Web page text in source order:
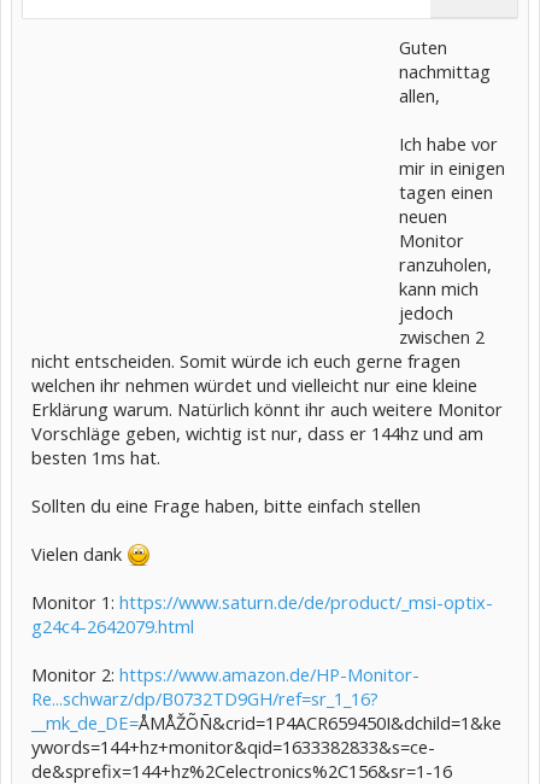
Guten
nachmittag
allen,
Ich habe vor
mir in einigen
tagen einen
neuen
Monitor
ranzuholen,
kann mich
jedoch
zwischen 2
nicht entscheiden. Somit würde ich euch gerne fragen
welchen ihr nehmen würdet und vielleicht nur eine kleine
Erklärung warum. Natürlich könnt ihr auch weitere Monitor
Vorschläge geben, wichtig ist nur, dass er 144hz und am
besten 1ms hat.
Sollten du eine Frage haben, bitte einfach stellen
Vielen dank
Monitor 1: https://www.saturn.de/de/product/_msi-optix-
g24c4-2642079.html
Monitor 2: https://www.amazon.de/HP-Monitor-
Re...schwarz/dp/B0732TD9GH/ref=sr_1_16?
__mk_de_DE=ÅMÅŽÕÑ&crid=1P4ACR659450I&dchild=1&ke
ywords=144+hz+monitor&qid=1633382833&s=ce-
de&sprefix=144+hz%2Celectronics%2C156&sr=1-16